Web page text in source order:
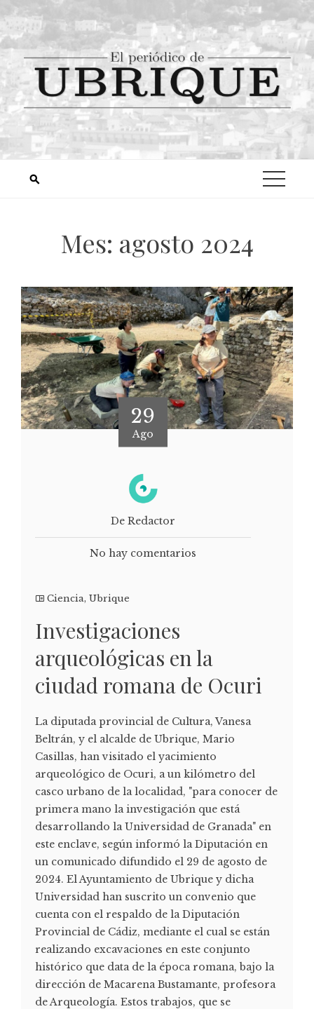
Mes: agosto 2024
29
Ago
De Redactor
No hay comentarios
Ciencia, Ubrique
Investigaciones
arqueológicas en la
ciudad romana de Ocuri
La diputada provincial de Cultura, Vanesa
Beltrán, y el alcalde de Ubrique, Mario
Casillas, han visitado el yacimiento
arqueológico de Ocuri, a un kilómetro del
casco urbano de la localidad, "para conocer de
primera mano la investigación que está
desarrollando la Universidad de Granada" en
este enclave, según informó la Diputación en
un comunicado difundido el 29 de agosto de
2024. El Ayuntamiento de Ubrique y dicha
Universidad han suscrito un convenio que
cuenta con el respaldo de la Diputación
Provincial de Cádiz, mediante el cual se están
realizando excavaciones en este conjunto
histórico que data de la época romana, bajo la
dirección de Macarena Bustamante, profesora
de Arqueología. Estos trabajos, que se